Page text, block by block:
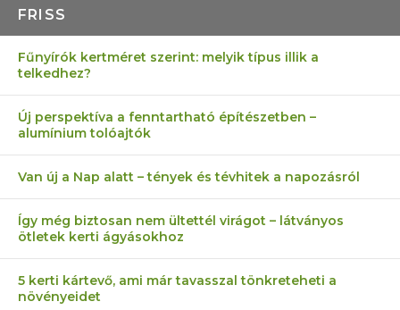
FRISS
Fűnyírók kertméret szerint: melyik típus illik a
telkedhez?
Új perspektíva a fenntartható építészetben –
alumínium tolóajtók
Van új a Nap alatt – tények és tévhitek a napozásról
Így még biztosan nem ültettél virágot – látványos
ötletek kerti ágyásokhoz
5 kerti kártevő, ami már tavasszal tönkreteheti a
növényeidet